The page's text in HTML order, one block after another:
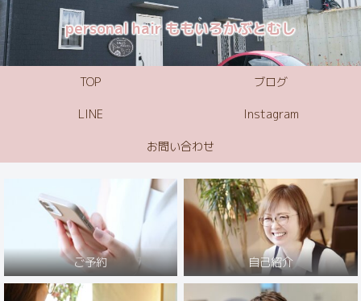
personal hair ももいろかぶとむし
TOP ブログ
LINE Instagram
お問い合わせ
ご予約 自己紹介